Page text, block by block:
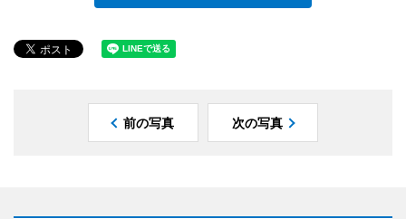
前の写真 次の写真